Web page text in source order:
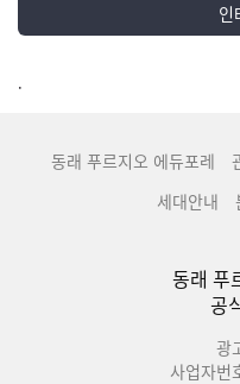
인
.
동래 푸르지오 에듀포레
세대안내
동래 푸
공
광
사업자